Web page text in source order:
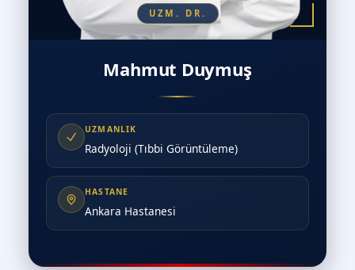
UZM. DR.
Mahmut Duymuş
UZMANLIK
Radyoloji (Tıbbi Görüntüleme)
HASTANE
Ankara Hastanesi